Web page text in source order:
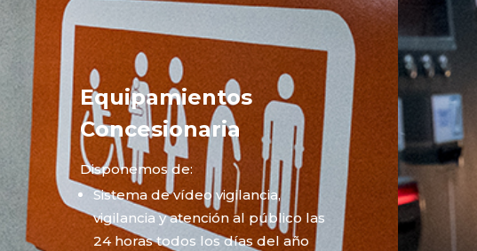
Equipamientos
Concesionaria
Disponemos de:
Sistema de vídeo vigilancia,
vigilancia y atención al público las
24 horas todos los días del año